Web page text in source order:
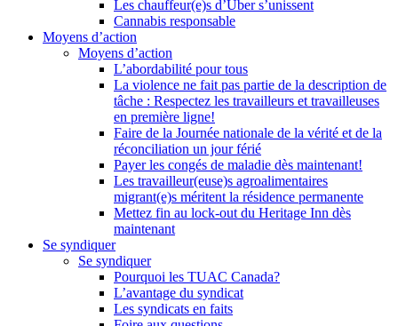
Les chauffeur(e)s d’Uber s’unissent
Cannabis responsable
Moyens d’action
Moyens d’action
L’abordabilité pour tous
La violence ne fait pas partie de la description de
tâche : Respectez les travailleurs et travailleuses
en première ligne!
Faire de la Journée nationale de la vérité et de la
réconciliation un jour férié
Payer les congés de maladie dès maintenant!
Les travailleur(euse)s agroalimentaires
migrant(e)s méritent la résidence permanente
Mettez fin au lock-out du Heritage Inn dès
maintenant
Se syndiquer
Se syndiquer
Pourquoi les TUAC Canada?
L’avantage du syndicat
Les syndicats en faits